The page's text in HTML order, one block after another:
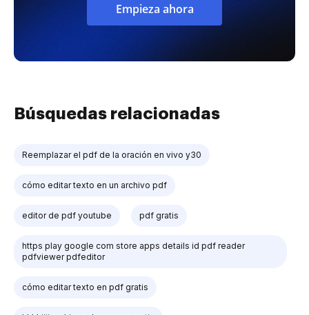
Empieza ahora
Búsquedas relacionadas
Reemplazar el pdf de la oración en vivo y30
cómo editar texto en un archivo pdf
editor de pdf youtube pdf gratis
https play google com store apps details id pdf reader
pdfviewer pdfeditor
cómo editar texto en pdf gratis